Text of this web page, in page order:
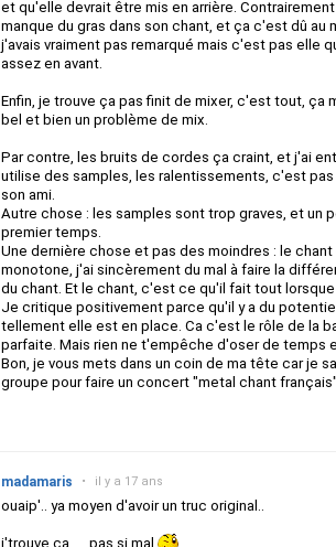
et qu'elle devrait être mis en arrière.
manque du gras dans son chant, et ça c'est dû au
j'avais vraiment pas remarqué mais c'est pas elle
assez en avant.
Enfin, je trouve ça pas finit de mixer, c'est tout,
bel et bien un problème de mix.
Par contre, les bruits de cordes ça craint, et j'ai
utilise des samples, les ralentissements, c'est
son ami.
Autre chose : les samples sont trop graves, et un
premier temps.
Une dernière chose et pas des moindres : le
monotone, j'ai sincèrement du mal à faire la
du chant. Et le chant, c'est ce qu'il fait tout
Je critique positivement parce qu'il y a du
tellement elle est en place. Ca c'est le rôle de la
parfaite. Mais rien ne t'empêche d'oser de temps
Bon, je vous mets dans un coin de ma tête car je
groupe pour faire un concert "metal chant
madamaris • il y a 17 ans
ouaip'.. ya moyen d'avoir un truc original..
j'trouve ca .... pas si mal